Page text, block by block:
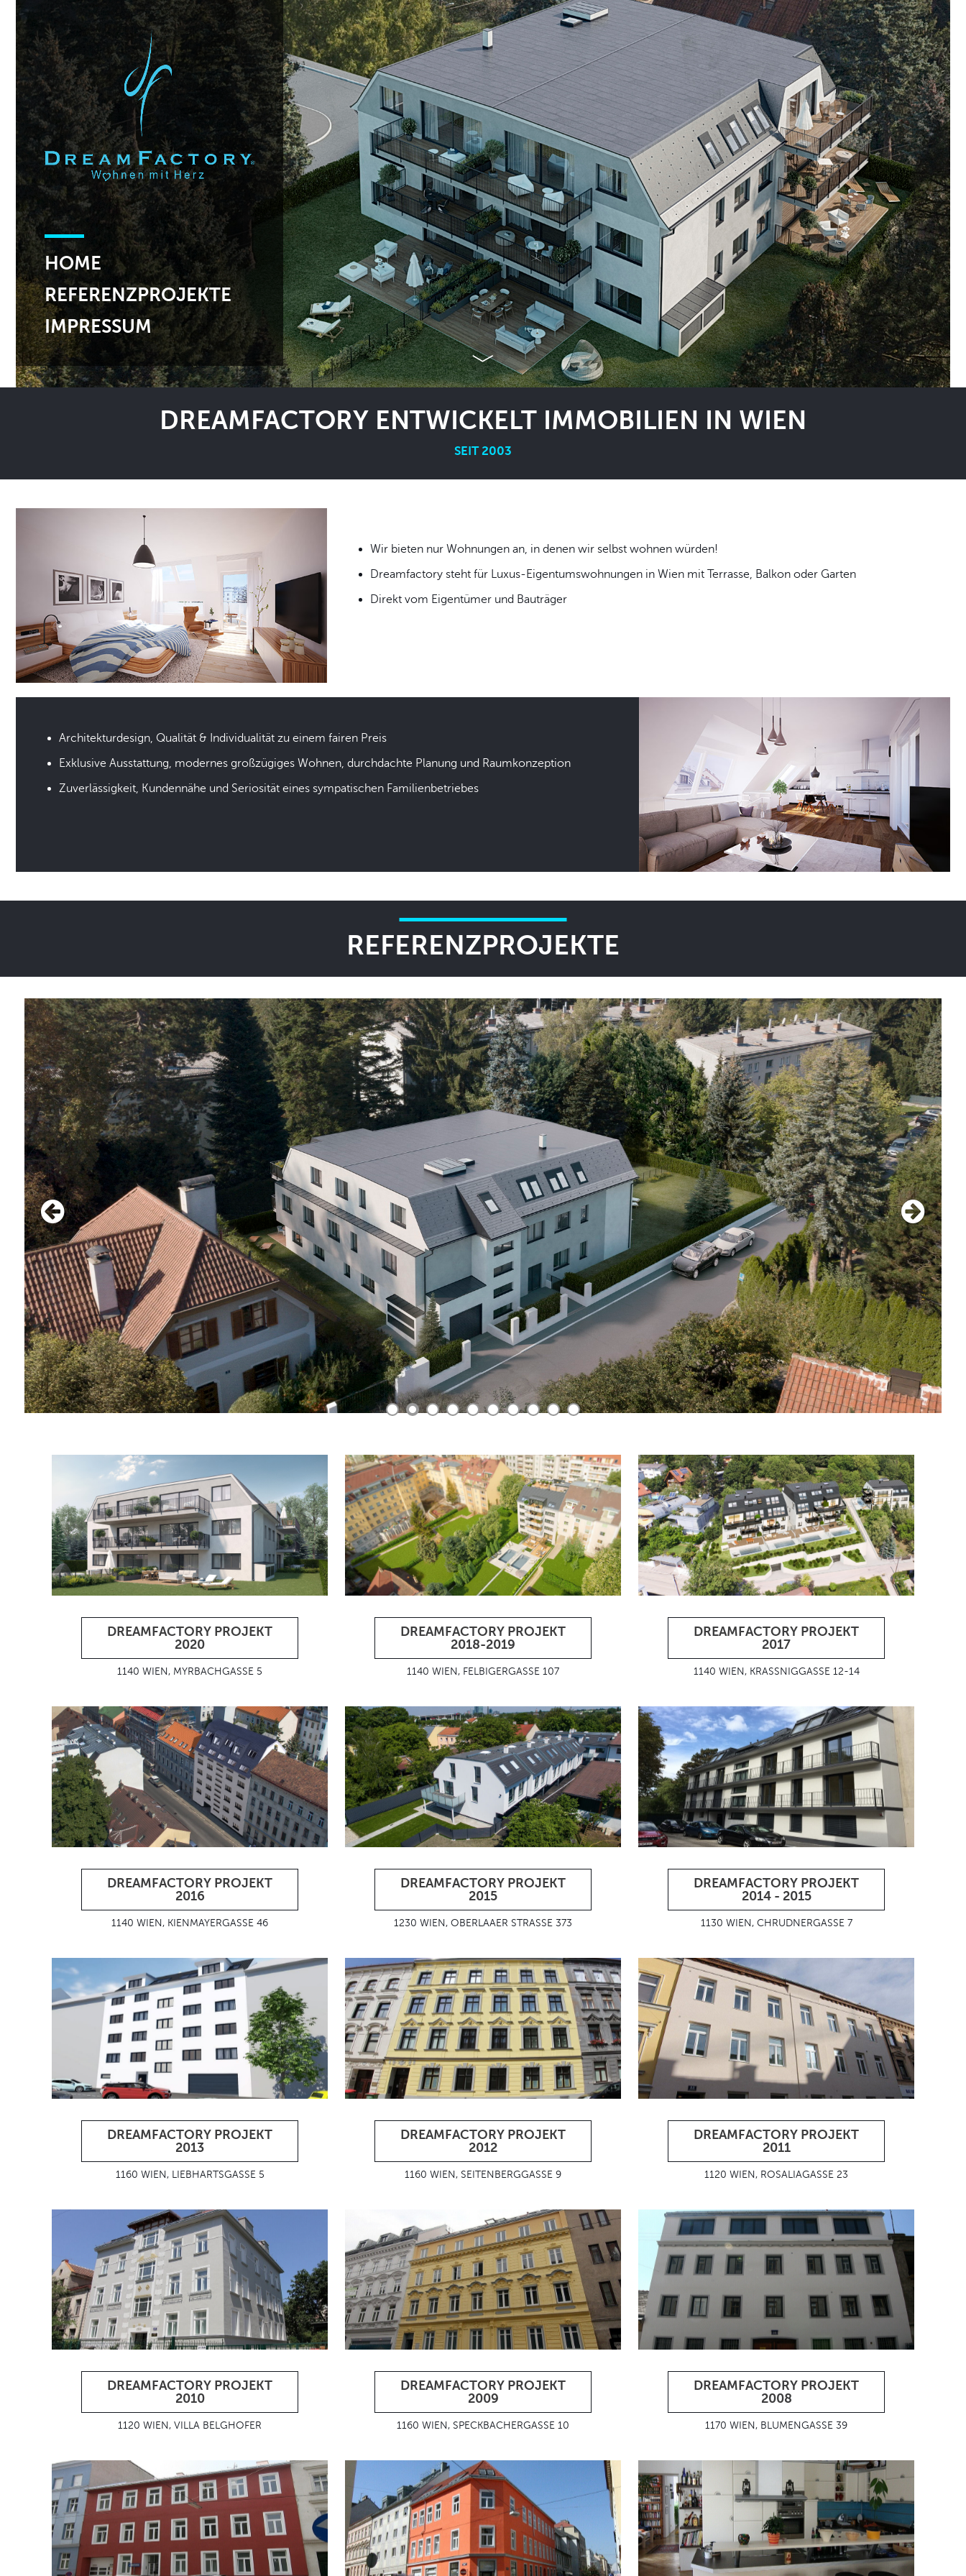
HOME
REFERENZPROJEKTE
IMPRESSUM
DREAMFACTORY ENTWICKELT IMMOBILIEN IN WIEN
SEIT 2003
Wir bieten nur Wohnungen an, in denen wir selbst wohnen würden!
Dreamfactory steht für Luxus-Eigentumswohnungen in Wien mit Terrasse, Balkon oder Garten
Direkt vom Eigentümer und Bauträger
Architekturdesign, Qualität & Individualität zu einem fairen Preis
Exklusive Ausstattung, modernes großzügiges Wohnen, durchdachte Planung und Raumkonzeption
Zuverlässigkeit, Kundennähe und Seriosität eines sympatischen Familienbetriebes
REFERENZPROJEKTE
DREAMFACTORY PROJEKT
2020
1140 WIEN, MYRBACHGASSE 5
DREAMFACTORY PROJEKT
2018-2019
1140 WIEN, FELBIGERGASSE 107
DREAMFACTORY PROJEKT
2017
1140 WIEN, KRASSNIGGASSE 12-14
DREAMFACTORY PROJEKT
2016
1140 WIEN, KIENMAYERGASSE 46
DREAMFACTORY PROJEKT
2015
1230 WIEN, OBERLAAER STRASSE 373
DREAMFACTORY PROJEKT
2014 - 2015
1130 WIEN, CHRUDNERGASSE 7
DREAMFACTORY PROJEKT
2013
1160 WIEN, LIEBHARTSGASSE 5
DREAMFACTORY PROJEKT
2012
1160 WIEN, SEITENBERGGASSE 9
DREAMFACTORY PROJEKT
2011
1120 WIEN, ROSALIAGASSE 23
DREAMFACTORY PROJEKT
2010
1120 WIEN, VILLA BELGHOFER
DREAMFACTORY PROJEKT
2009
1160 WIEN, SPECKBACHERGASSE 10
DREAMFACTORY PROJEKT
2008
1170 WIEN, BLUMENGASSE 39